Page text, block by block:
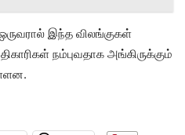
ஒருவரால் இந்த விலங்குகள்
நம்புவதாக அங்கிருக்கும்